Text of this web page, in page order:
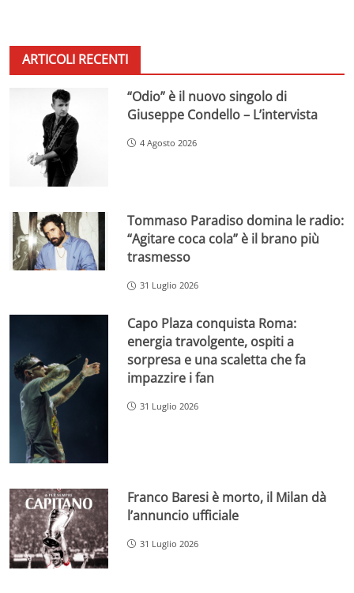
ARTICOLI RECENTI
“Odio” è il nuovo singolo di
Giuseppe Condello – L’intervista
4 Agosto 2026
Tommaso Paradiso domina le radio:
“Agitare coca cola” è il brano più
trasmesso
31 Luglio 2026
Capo Plaza conquista Roma:
energia travolgente, ospiti a
sorpresa e una scaletta che fa
impazzire i fan
31 Luglio 2026
Franco Baresi è morto, il Milan dà
l’annuncio ufficiale
31 Luglio 2026